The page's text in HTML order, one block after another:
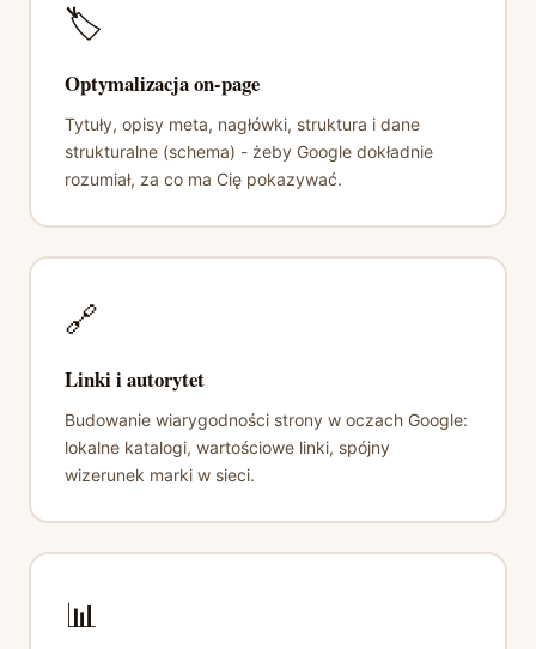
🏷️
Optymalizacja on-page
Tytuły, opisy meta, nagłówki, struktura i dane
strukturalne (schema) - żeby Google dokładnie
rozumiał, za co ma Cię pokazywać.
🔗
Linki i autorytet
Budowanie wiarygodności strony w oczach Google:
lokalne katalogi, wartościowe linki, spójny
wizerunek marki w sieci.
📊